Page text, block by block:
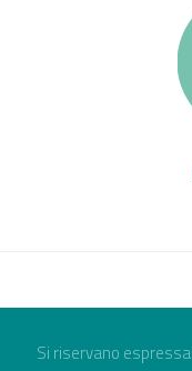
Si riservano